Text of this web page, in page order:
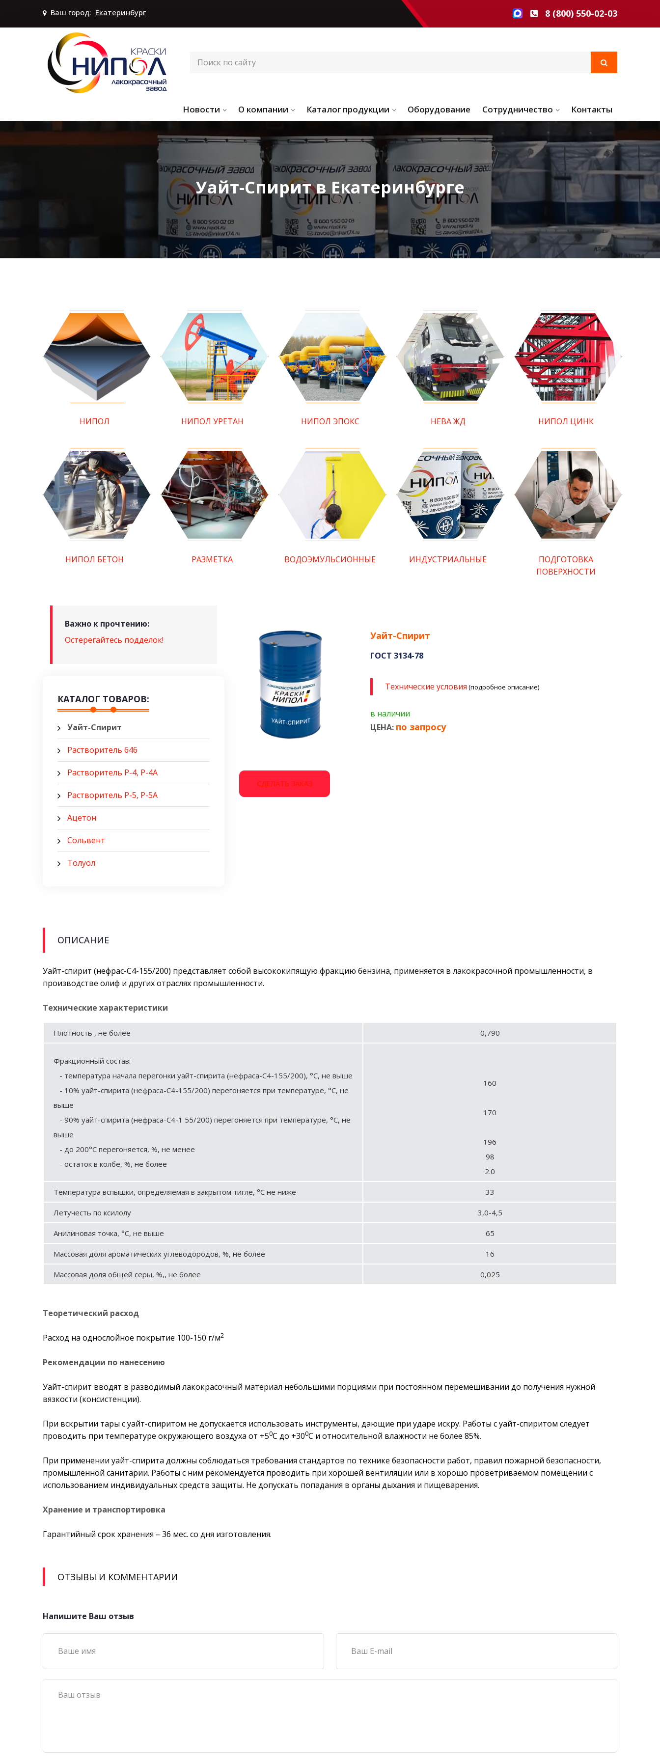
Ваш город: Екатеринбург 8 (800) 550-02-03
Новости О компании Каталог продукции Оборудование Сотрудничество Контакты
Уайт-Спирит в Екатеринбурге
НИПОЛ НИПОЛ УРЕТАН НИПОЛ ЭПОКС НЕВА ЖД НИПОЛ ЦИНК
НИПОЛ БЕТОН РАЗМЕТКА ВОДОЭМУЛЬСИОННЫЕ ИНДУСТРИАЛЬНЫЕ
ПОДГОТОВКА
ПОВЕРХНОСТИ
Важно к прочтению:
Остерегайтесь подделок!
КАТАЛОГ ТОВАРОВ:
Уайт-Спирит
Растворитель 646
Растворитель Р-4, Р-4А
Растворитель Р-5, Р-5A
Ацетон
Сольвент
Толуол
Уайт-Спирит
ГОСТ 3134-78
Технические условия (подробное описание)
в наличии
ЦЕНА: по запросу
СДЕЛАТЬ ЗАКАЗ
ОПИСАНИЕ
Уайт-спирит (нефрас-С4-155/200) представляет собой высококипящую фракцию бензина, применяется в лакокрасочной промышленности, в
производстве олиф и других отраслях промышленности.
Технические характеристики
Плотность , не более 0,790
Фракционный состав:
- температура начала перегонки уайт-спирита (нефраса-С4-155/200), °С, не выше
- 10% уайт-спирита (нефраса-С4-155/200) перегоняется при температуре, °С, не
выше
- 90% уайт-спирита (нефраса-С4-1 55/200) перегоняется при температуре, °С, не
выше
- до 200°С перегоняется, %, не менее
- остаток в колбе, %, не более
160
170
196
98
2.0
Температура вспышки, определяемая в закрытом тигле, °С не ниже 33
Летучесть по ксилолу 3,0-4,5
Анилиновая точка, °С, не выше 65
Массовая доля ароматических углеводородов, %, не более 16
Массовая доля общей серы, %,, не более 0,025
Теоретический расход
Расход на однослойное покрытие 100-150 г/м2
Рекомендации по нанесению
Уайт-спирит вводят в разводимый лакокрасочный материал небольшими порциями при постоянном перемешивании до получения нужной
вязкости (консистенции).
При вскрытии тары с уайт-спиритом не допускается использовать инструменты, дающие при ударе искру. Работы с уайт-спиритом следует
проводить при температуре окружающего воздуха от +50С до +300С и относительной влажности не более 85%.
При применении уайт-спирита должны соблюдаться требования стандартов по технике безопасности работ, правил пожарной безопасности,
промышленной санитарии. Работы с ним рекомендуется проводить при хорошей вентиляции или в хорошо проветриваемом помещении с
использованием индивидуальных средств защиты. Не допускать попадания в органы дыхания и пищеварения.
Хранение и транспортировка
Гарантийный срок хранения – 36 мес. со дня изготовления.
ОТЗЫВЫ И КОММЕНТАРИИ
Напишите Ваш отзыв